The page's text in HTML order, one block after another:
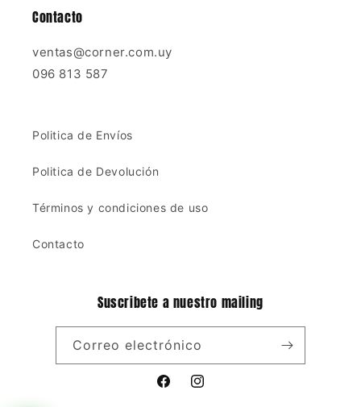
Contacto
ventas@corner.com.uy
096 813 587
Politica de Envíos
Politica de Devolución
Términos y condiciones de uso
Contacto
Suscribete a nuestro mailing
Correo electrónico
FacebookInstagram